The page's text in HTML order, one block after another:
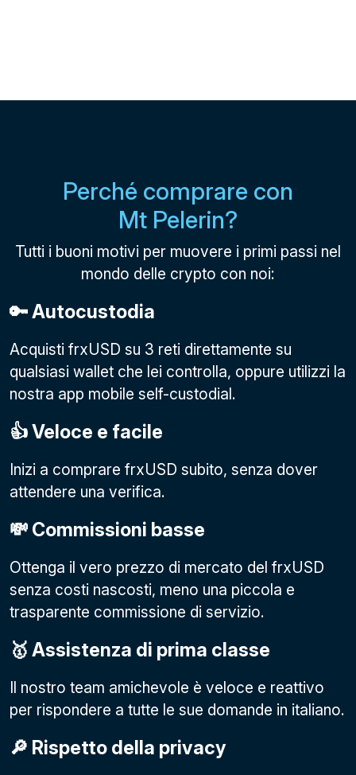
Perché comprare con
Mt Pelerin?
Tutti i buoni motivi per muovere i primi passi nel
mondo delle crypto con noi:
🔑 Autocustodia
Acquisti frxUSD su 3 reti direttamente su
qualsiasi wallet che lei controlla, oppure utilizzi la
nostra app mobile self-custodial.
👍 Veloce e facile
Inizi a comprare frxUSD subito, senza dover
attendere una verifica.
💸 Commissioni basse
Ottenga il vero prezzo di mercato del frxUSD
senza costi nascosti, meno una piccola e
trasparente commissione di servizio.
🥇 Assistenza di prima classe
Il nostro team amichevole è veloce e reattivo
per rispondere a tutte le sue domande in italiano.
🔎 Rispetto della privacy